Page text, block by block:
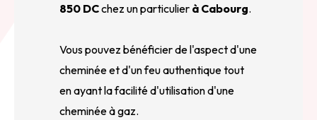
850 DCchez un particulier à Cabourg.
Vous pouvez bénéficier de l'aspect d'une
cheminée et d'un feu authentique tout
en ayant la facilité d'utilisation d'une
cheminée à gaz.